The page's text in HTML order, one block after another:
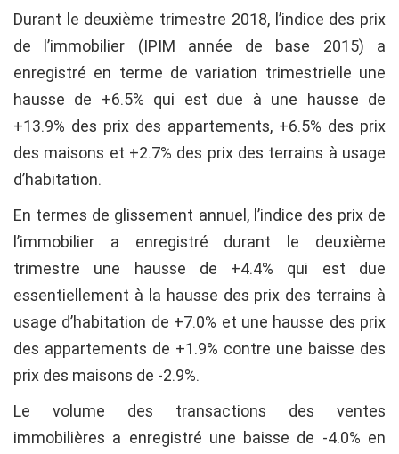
Durant le deuxième trimestre 2018, l’indice des prix
de l’immobilier (IPIM année de base 2015) a
enregistré en terme de variation trimestrielle une
hausse de +6.5% qui est due à une hausse de
+13.9% des prix des appartements, +6.5% des prix
des maisons et +2.7% des prix des terrains à usage
d’habitation.
En termes de glissement annuel, l’indice des prix de
l’immobilier a enregistré durant le deuxième
trimestre une hausse de +4.4% qui est due
essentiellement à la hausse des prix des terrains à
usage d’habitation de +7.0% et une hausse des prix
des appartements de +1.9% contre une baisse des
prix des maisons de -2.9%.
Le volume des transactions des ventes
immobilières a enregistré une baisse de -4.0% en